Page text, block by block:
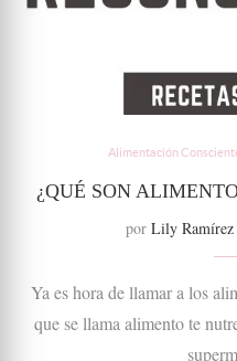
Alimentación
¿QUÉ SON
por Lily Ramírez
Ya es hora de llamar a los
que se llama alimento te